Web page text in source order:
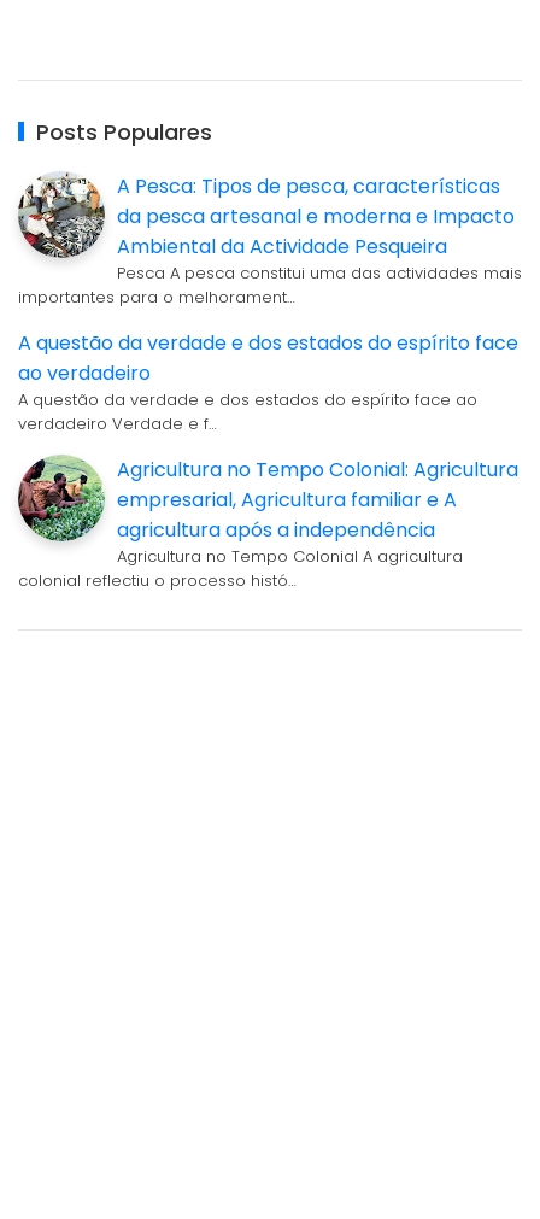
Posts Populares
A Pesca: Tipos de pesca, características
da pesca artesanal e moderna e Impacto
Ambiental da Actividade Pesqueira
Pesca A pesca constitui uma das actividades mais
importantes para o melhorament…
A questão da verdade e dos estados do espírito face
ao verdadeiro
A questão da verdade e dos estados do espírito face ao
verdadeiro Verdade e f…
Agricultura no Tempo Colonial: Agricultura
empresarial, Agricultura familiar e A
agricultura após a independência
Agricultura no Tempo Colonial A agricultura
colonial reflectiu o processo histó…